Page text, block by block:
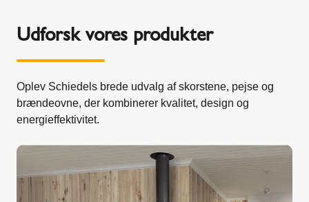
Udforsk vores produkter
Oplev Schiedels brede udvalg af skorstene, pejse og
brændeovne, der kombinerer kvalitet, design og
energieffektivitet.